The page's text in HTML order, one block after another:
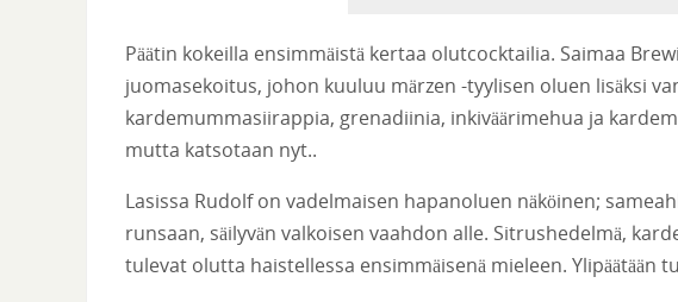
Päätin kokeilla ensimmäistä kertaa olutcocktailia. Saimaa
juomasekoitus, johon kuuluu märzen -tyylisen oluen lisäksi
kardemummasiirappia, grenadiinia, inkiväärimehua ja
mutta katsotaan nyt..
Lasissa Rudolf on vadelmaisen hapanoluen näköinen;
runsaan, säilyvän valkoisen vaahdon alle. Sitrushedelmä,
tulevat olutta haistellessa ensimmäisenä mieleen. Ylipäätään